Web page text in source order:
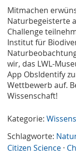
Mitmachen
Naturbegeisterte
Challenge
Institut für
wir, das LWL-
App ObsIdentify
Wettbewerb auf.
Wissenschaft!
Kategorie:
Schlagworte:
Citizen Science ·